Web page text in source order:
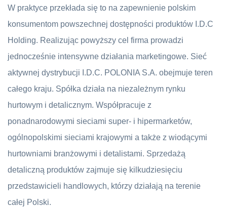
W praktyce przekłada się to na zapewnienie polskim
konsumentom powszechnej dostępności produktów I.D.C
Holding. Realizując powyższy cel firma prowadzi
jednocześnie intensywne działania marketingowe. Sieć
aktywnej dystrybucji I.D.C. POLONIA S.A. obejmuje teren
całego kraju. Spółka działa na niezależnym rynku
hurtowym i detalicznym. Współpracuje z
ponadnarodowymi sieciami super- i hipermarketów,
ogólnopolskimi sieciami krajowymi a także z wiodącymi
hurtowniami branżowymi i detalistami. Sprzedażą
detaliczną produktów zajmuje się kilkudziesięciu
przedstawicieli handlowych, którzy działają na terenie
całej Polski.